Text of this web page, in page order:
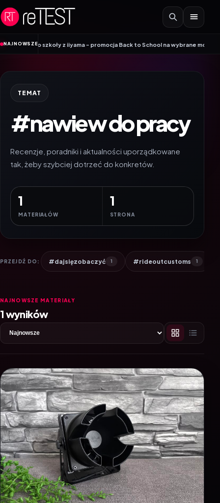
Przejdź do treści
NAJNOWSZE
do szkoły z iiyama – promocja Back to School na wybrane monitory•
TEMAT
#nawiew do pracy
Recenzje, poradniki i aktualności uporządkowane
tak, żeby szybciej dotrzeć do konkretów.
1
MATERIAŁÓW
1
STRONA
PRZEJDŹ DO: #dajsięzobaczyć 1 #rideoutcustoms 1
NAJNOWSZE MATERIAŁY
1 wyników